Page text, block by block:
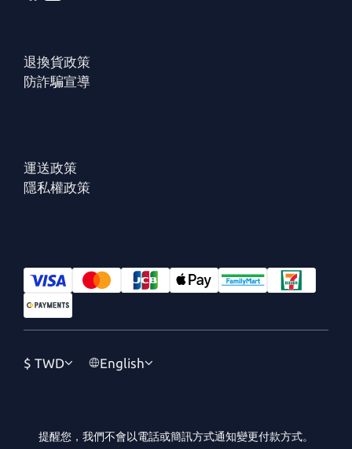
退換貨政策
防詐騙宣導
運送政策
隱私權政策
$ TWD English
提醒您，我們不會以電話或簡訊方式通知變更付款方式。